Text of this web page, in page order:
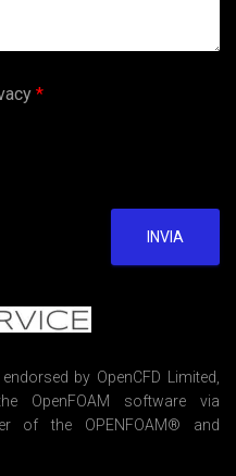
*
INVIA
by OpenCFD Limited,
OpenFOAM software via
of the OPENFOAM® and